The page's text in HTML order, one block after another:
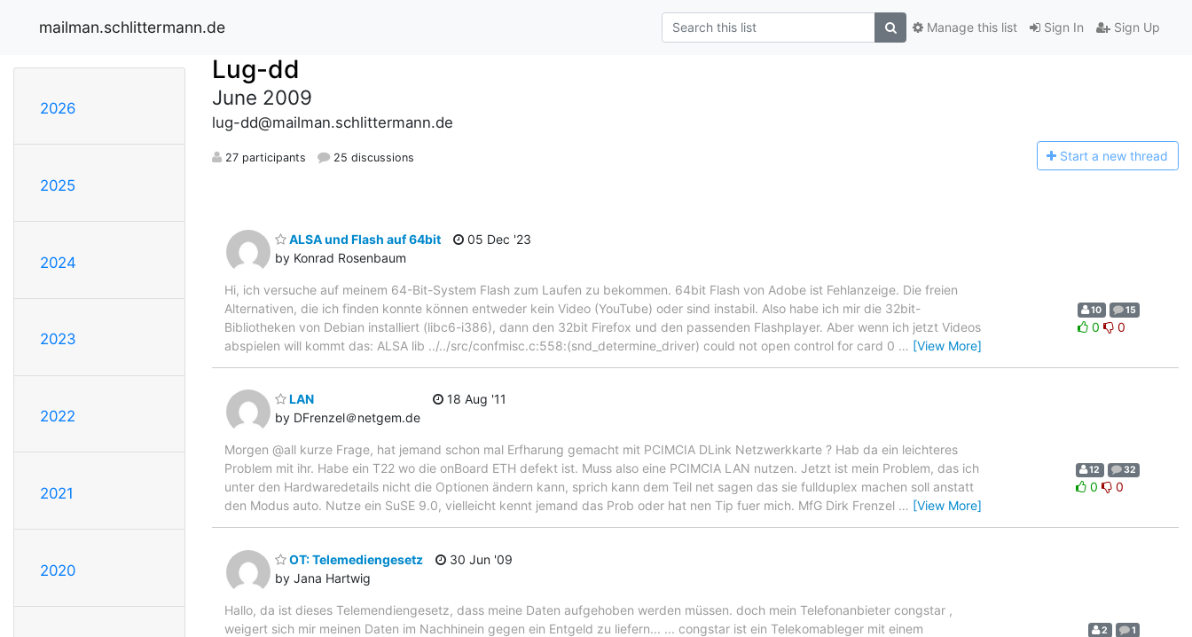
mailman.schlittermann.de Sign In Sign Up
Manage this list
2026
2025
2024
2023
2022
2021
2020
Lug-dd
June 2009
lug-dd@mailman.schlittermann.de
27 participants 25 discussions Start a new thread
ALSA und Flash auf 64bit
by Konrad Rosenbaum
05 Dec '23
Hi, ich versuche auf meinem 64-Bit-System Flash zum Laufen zu bekommen. 64bit Flash von Adobe ist Fehlanzeige. Die freien
Alternativen, die ich finden konnte können entweder kein Video (YouTube) oder sind instabil. Also habe ich mir die 32bit-
Bibliotheken von Debian installiert (libc6-i386), dann den 32bit Firefox und den passenden Flashplayer. Aber wenn ich jetzt Videos
abspielen will kommt das: ALSA lib ../../src/confmisc.c:558:(snd_determine_driver) could not open control for card 0 … [View More]
10 15
0 0
LAN
by DFrenzel＠netgem.de
18 Aug '11
Morgen @all kurze Frage, hat jemand schon mal Erfharung gemacht mit PCIMCIA DLink Netzwerkkarte ? Hab da ein leichteres
Problem mit ihr. Habe ein T22 wo die onBoard ETH defekt ist. Muss also eine PCIMCIA LAN nutzen. Jetzt ist mein Problem, das ich
unter den Hardwaredetails nicht die Optionen ändern kann, sprich kann dem Teil net sagen das sie fullduplex machen soll anstatt
den Modus auto. Nutze ein SuSE 9.0, vielleicht kennt jemand das Prob oder hat nen Tip fuer mich. MfG Dirk Frenzel … [View More]
12 32
0 0
OT: Telemediengesetz
by Jana Hartwig
30 Jun '09
Hallo, da ist dieses Telemendiengesetz, dass meine Daten aufgehoben werden müssen. doch mein Telefonanbieter congstar ,
weigert sich mir meinen Daten im Nachhinein gegen ein Entgeld zu liefern... ... congstar ist ein Telekomableger mit einem
2 1